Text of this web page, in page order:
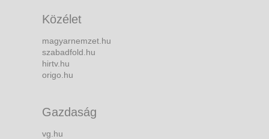
Közélet
magyarnemzet.hu
szabadfold.hu
hirtv.hu
origo.hu
Gazdaság
vg.hu